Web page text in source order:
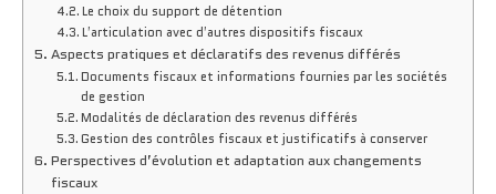
Le choix du support de détention
L’articulation avec d’autres dispositifs fiscaux
Aspects pratiques et déclaratifs des revenus différés
Documents fiscaux et informations fournies par les sociétés
de gestion
Modalités de déclaration des revenus différés
Gestion des contrôles fiscaux et justificatifs à conserver
Perspectives d’évolution et adaptation aux changements
fiscaux